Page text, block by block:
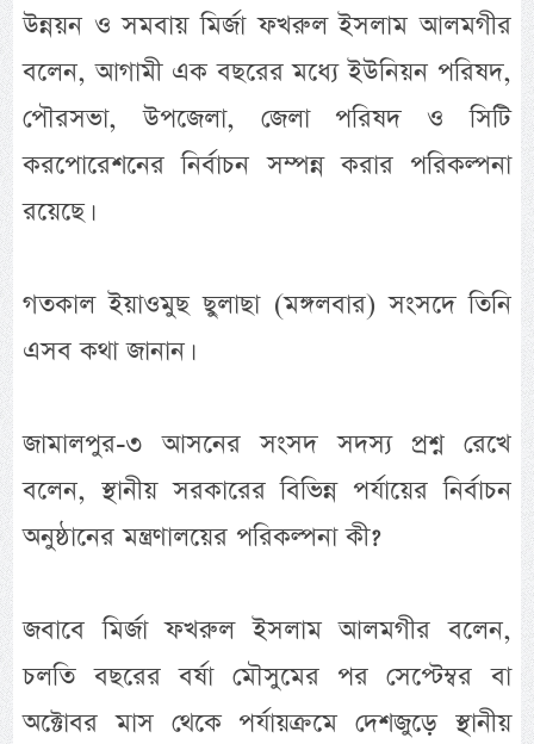
উন্নয়ন ও সমবায় মির্জা ফখরুল ইসলাম আলমগীর
বলেন, আগামী এক বছরের মধ্যে ইউনিয়ন পরিষদ,
পৌরসভা, উপজেলা, জেলা পরিষদ ও সিটি
করপোরেশনের নির্বাচন সম্পন্ন করার পরিকল্পনা
রয়েছে।
গতকাল ইয়াওমুছ ছুলাছা (মঙ্গলবার) সংসদে তিনি
এসব কথা জানান।
জামালপুর-৩ আসনের সংসদ সদস্য প্রশ্ন রেখে
বলেন, স্থানীয় সরকারের বিভিন্ন পর্যায়ের নির্বাচন
অনুষ্ঠানের মন্ত্রণালয়ের পরিকল্পনা কী?
জবাবে মির্জা ফখরুল ইসলাম আলমগীর বলেন,
চলতি বছরের বর্ষা মৌসুমের পর সেপ্টেম্বর বা
অক্টোবর মাস থেকে পর্যায়ক্রমে দেশজুড়ে স্থানীয়